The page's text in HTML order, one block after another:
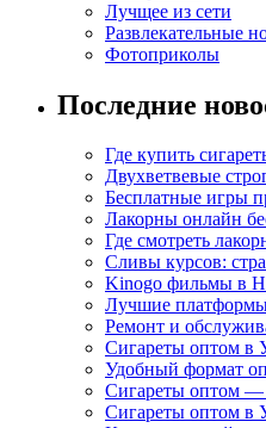
Лучщее из сети
Развлекательные
Фотоприколы
Последние
Где купить
Двухветвевые
Бесплатные игры
Лакорны онлайн
Где смотреть
Сливы курсов:
Kinogo фильмы в
Лучшие
Ремонт и
Сигареты оптом в
Удобный формат
Сигареты оптом —
Сигареты оптом в